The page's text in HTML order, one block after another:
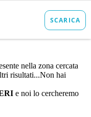
nella zona cercata
risultati...Non hai
e noi lo cercheremo